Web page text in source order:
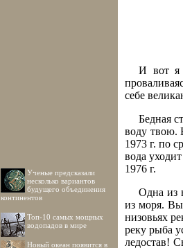
Ученые предсказали
несколько вариантов
будущего объединения
континентов
Топ-10 самых мощных
водопадов в мире
Новый океан появится в
И вот я
себе
Бедная
воду твою.
1973 г. по
вода
1976 г.
Одна из
из моря.
низовьях
реку рыба
ледостав!